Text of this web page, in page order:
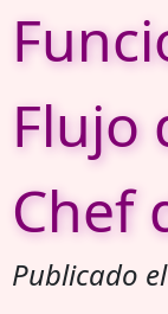
Flujo
Chef
Publicado